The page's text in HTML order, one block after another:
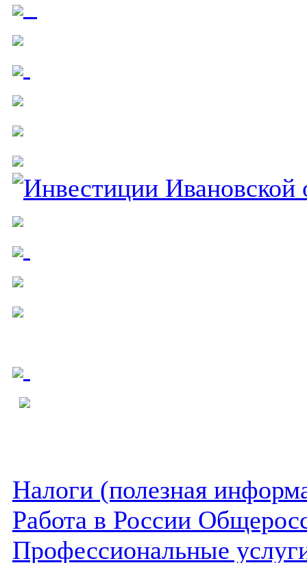
Налоги (полезная
Работа в России
Профессиональные